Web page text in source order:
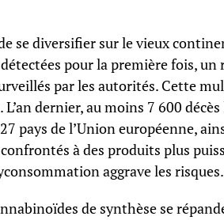
se diversifier sur le vieux
pour la première fois, un
par les autorités. Cette
L’an dernier, au moins 7 600
pays de l’Union européenne,
à des produits plus
aggrave les risques.
de synthèse se